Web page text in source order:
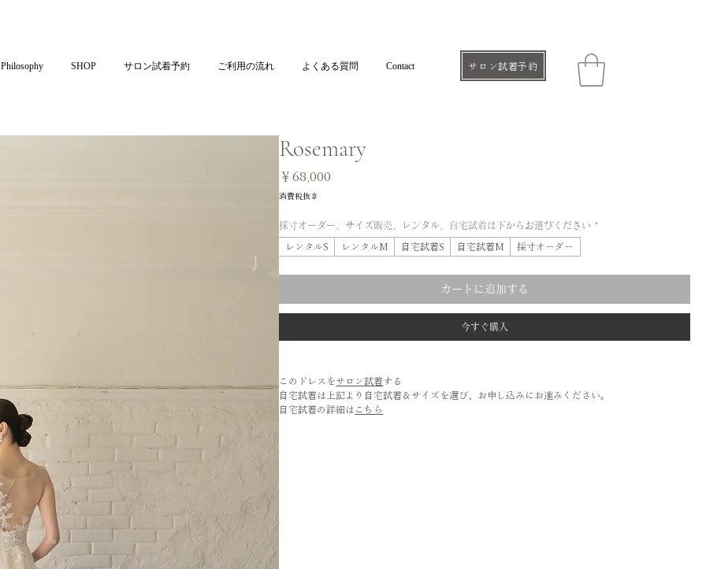
Philosophy SHOP サロン試着予約 ご利用の流れ よくある質問 Contact サロン試着予約
Rosemary
￥68,000
消費税抜き
採寸オーダー、サイズ販売、レンタル、自宅試着は下からお選びください *
レンタルS レンタルM 自宅試着S 自宅試着M 採寸オーダー
カートに追加する
今すぐ購入
このドレスをサロン試着する
自宅試着は上記より自宅試着＆サイズを選び、お申し込みにお進みください。
自宅試着の詳細は こちら